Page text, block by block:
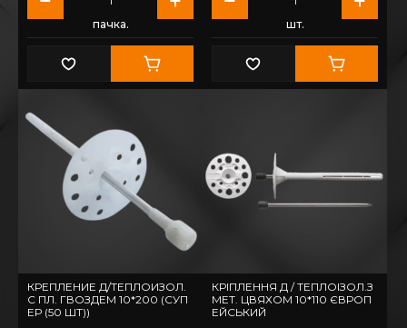
пачка. шт.
КРЕПЛЕНИЕ Д/ТЕПЛОИЗОЛ.
С ПЛ. ГВОЗДЕМ 10*200 (СУП
ЕР (50 ШТ))
КРІПЛЕННЯ Д / ТЕПЛОІЗОЛ.З
МЕТ. ЦВЯХОМ 10*110 ЄВРОП
ЕЙСЬКИЙ